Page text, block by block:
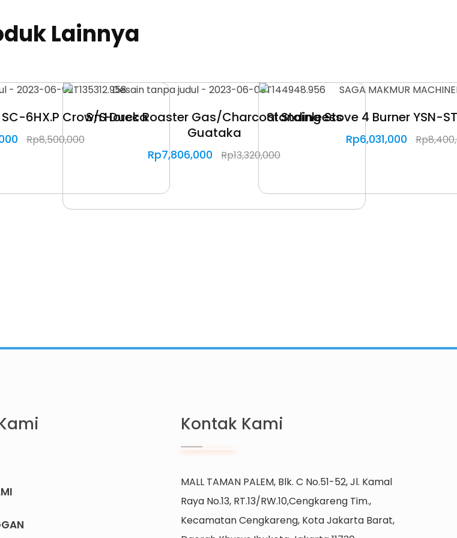
Lainnya
6HX.P Crown Horeca
Rp8,500,000
S/S Duck Roaster Gas/Charcoal Stainleess
Guataka
Rp7,806,000 Rp13,320,000
Standing Stove 4 Burner YSN-
Rp6,031,000 Rp
Kontak Kami
MALL TAMAN PALEM, Blk. C No.51-52, Jl. Kamal
Raya No.13, RT.13/RW.10,Cengkareng Tim.,
Kecamatan Cengkareng, Kota Jakarta Barat,